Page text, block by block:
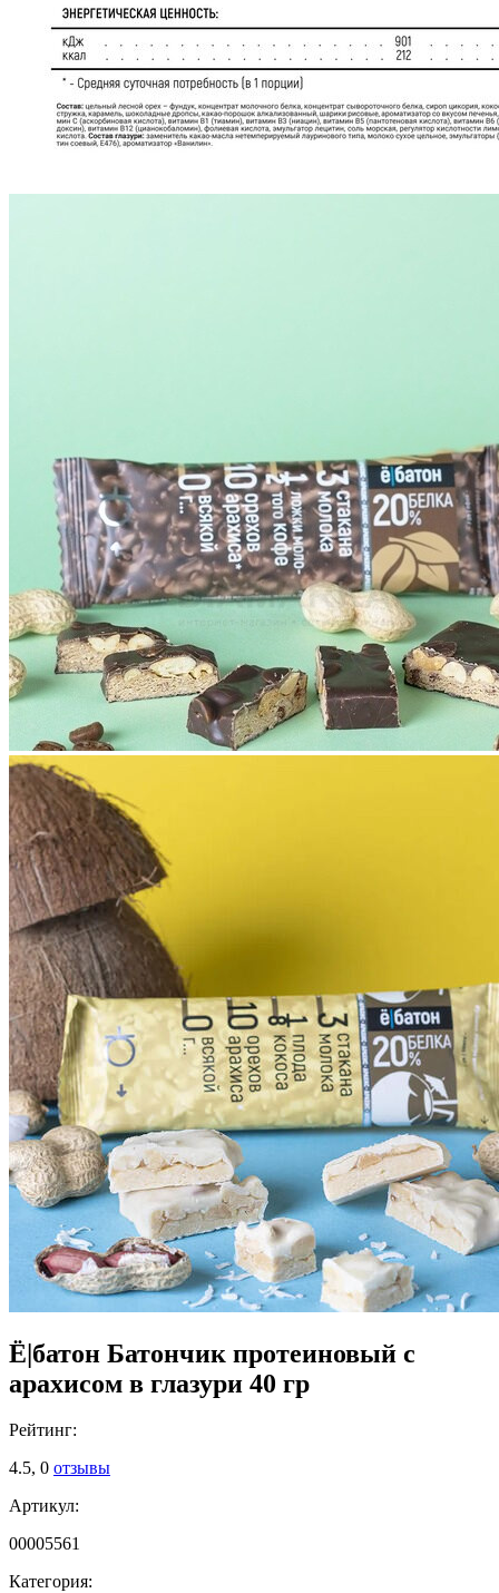
Ё|батон Батончик протеиновый с
арахисом в глазури 40 гр
Рейтинг:
4.5, 0 отзывы
Артикул:
00005561
Категория: